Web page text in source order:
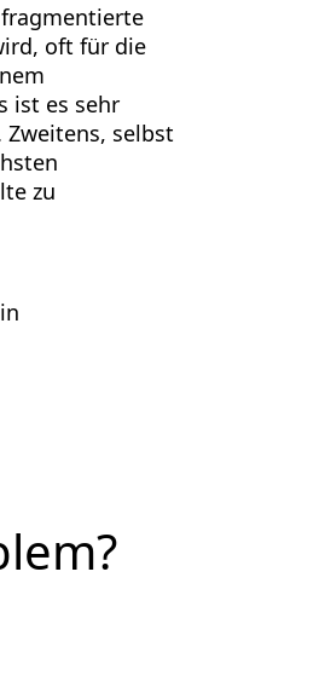
oft für die
ist es sehr
selbst
zu